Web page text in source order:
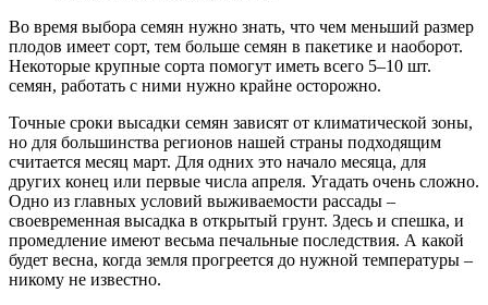
Во время выбора семян нужно знать, что чем меньший размер
плодов имеет сорт, тем больше семян в пакетике и наоборот.
Некоторые крупные сорта помогут иметь всего 5–10 шт.
семян, работать с ними нужно крайне осторожно.
Точные сроки высадки семян зависят от климатической зоны,
но для большинства регионов нашей страны подходящим
считается месяц март. Для одних это начало месяца, для
других конец или первые числа апреля. Угадать очень сложно.
Одно из главных условий выживаемости рассады –
своевременная высадка в открытый грунт. Здесь и спешка, и
промедление имеют весьма печальные последствия. А какой
будет весна, когда земля прогреется до нужной температуры –
никому не известно.